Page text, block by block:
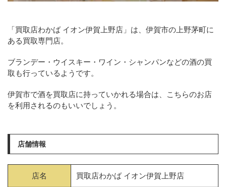
「買取店わかば イオン伊賀上野店」は、伊賀市の上野茅町に
ある買取専門店。
ブランデー・ウイスキー・ワイン・シャンパンなどの酒の買
取も行っているようです。
伊賀市で酒を買取店に持っていかれる場合は、こちらのお店
を利用されるのもいいでしょう。
店舗情報
店名 買取店わかば イオン伊賀上野店